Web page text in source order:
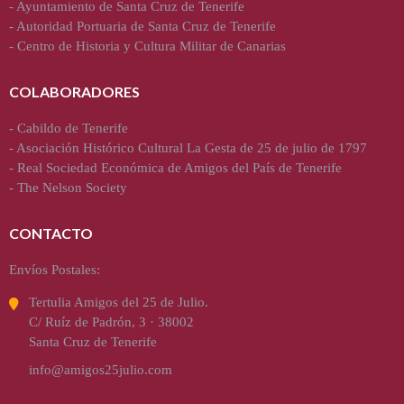
-Ayuntamiento de Santa Cruz de Tenerife
-Autoridad Portuaria de Santa Cruz de Tenerife
- Centro de Historia y Cultura Militar de Canarias
COLABORADORES
- Cabildo de Tenerife
-Asociación Histórico Cultural La Gesta de 25 de julio de 1797
- Real Sociedad Económica de Amigos del País de Tenerife
- The Nelson Society
CONTACTO
Envíos Postales:
Tertulia Amigos del 25 de Julio.
C/ Ruíz de Padrón, 3 · 38002
Santa Cruz de Tenerife
info@amigos25julio.com